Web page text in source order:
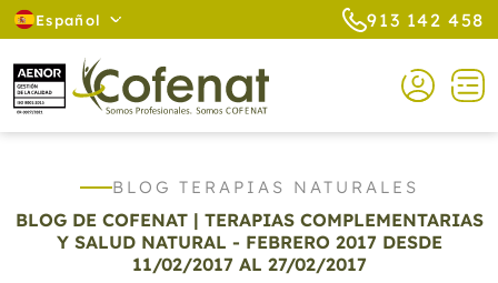
Español 913 142 458
BLOG TERAPIAS NATURALES
BLOG DE COFENAT | TERAPIAS COMPLEMENTARIAS
Y SALUD NATURAL - FEBRERO 2017 DESDE
11/02/2017 AL 27/02/2017